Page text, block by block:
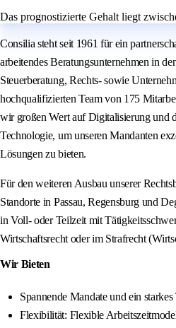
Das prognostizierte Gehalt liegt
Consilia steht seit 1961 für ein
arbeitendes Beratungsunternehmen in
Steuerberatung, Rechts- sowie
hochqualifizierten Team von 175
wir großen Wert auf Digitalisierung und
Technologie, um unseren Mandanten
Lösungen zu bieten.
Für den weiteren Ausbau unserer
Standorte in Passau, Regensburg und
in Voll- oder Teilzeit mit
Wirtschaftsrecht oder im Strafrecht
Wir Bieten
Spannende Mandate und ein starkes
Flexibilität: Flexible